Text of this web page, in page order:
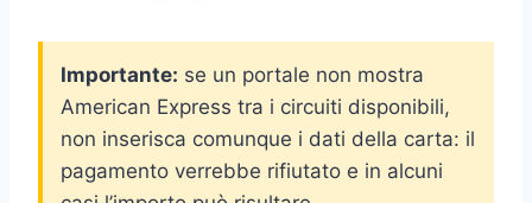
Importante: se un portale non mostra
American Express tra i circuiti disponibili,
non inserisca comunque i dati della carta: il
pagamento verrebbe rifiutato e in alcuni